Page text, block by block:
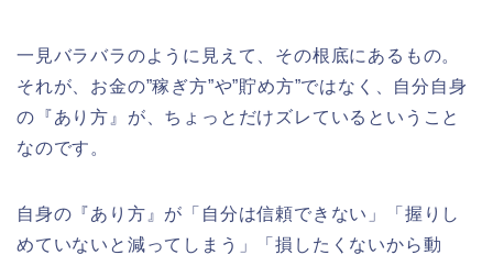
一見バラバラのように見えて、その根底にあるもの。
それが、お金の”稼ぎ方”や”貯め方”ではなく、自分自身
の『あり方』が、ちょっとだけズレているということ
なのです。
自身の『あり方』が「自分は信頼できない」「握りし
めていないと減ってしまう」「損したくないから動